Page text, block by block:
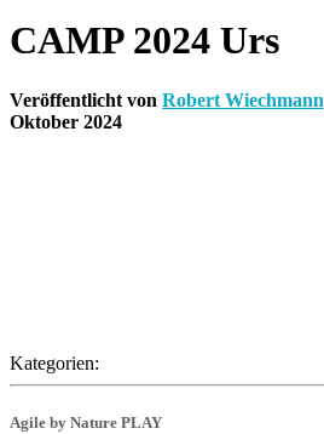
CAMP 2024 Urs
Veröffentlicht von Robert Wiechmann
Oktober 2024
Kategorien:
Agile by Nature PLAY